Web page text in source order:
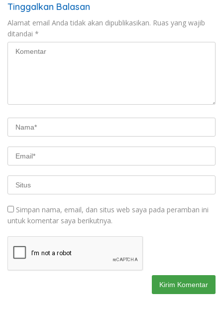
Tinggalkan Balasan
Alamat email Anda tidak akan dipublikasikan. Ruas yang wajib
ditandai *
Simpan nama, email, dan situs web saya pada peramban ini
untuk komentar saya berikutnya.